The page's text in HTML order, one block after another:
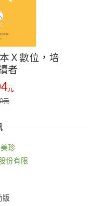
Ｘ數位，培
者
元
元
美珍
份有限
版